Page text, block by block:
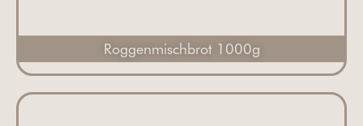
Roggenmischbrot 1000g